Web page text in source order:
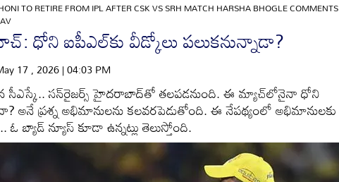
TO RETIRE FROM IPL AFTER CSK VS SRH MATCH HARSHA BHOGLE COMMENTS
ధోని ఐపీఎల్‌కు వీడ్కోలు పలుకనున్నాడా?
17 , 2026 | 04:03 PM
సీఎస్కే.. సన్‌రైజర్స్ హైదరాబాద్‌తో తలపడనుంది. ఈ మ్యాచ్‌లోనైనా ధోని
అనే ప్రశ్న అభిమానులను కలవరపెడుతోంది. ఈ నేపథ్యంలో అభిమానులకు
బ్యాడ్ న్యూస్ కూడా ఉన్నట్లు తెలుస్తోంది.